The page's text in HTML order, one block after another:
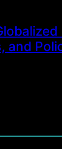
and